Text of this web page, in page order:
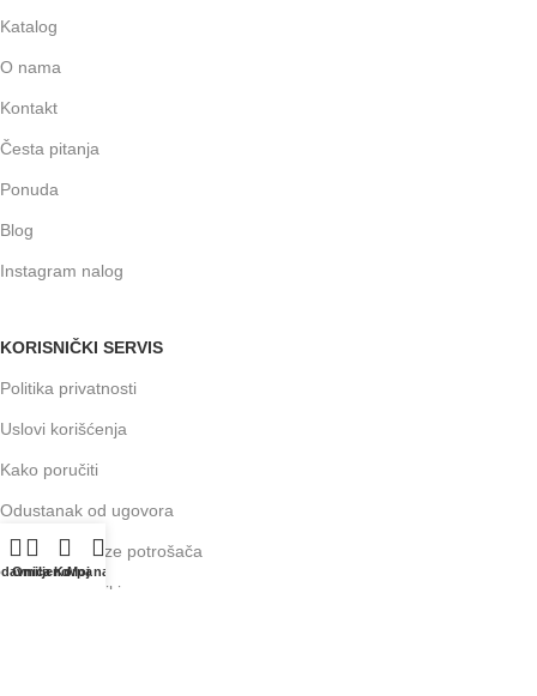
Katalog
O nama
Kontakt
Česta pitanja
Ponuda
Blog
Instagram nalog
KORISNIČKI SERVIS
Politika privatnosti
Uslovi korišćenja
Kako poručiti
Odustanak od ugovora
Prava i obaveze potrošača
Isporuka pošiljki
OmiljenoKorpa
Moj nalog